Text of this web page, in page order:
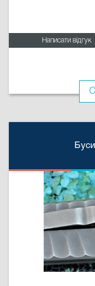
Написати відгук